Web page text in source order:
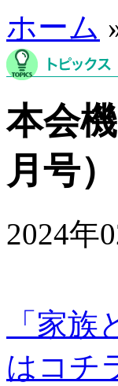
ホーム
本会
月号
2024年
「家
はコチ